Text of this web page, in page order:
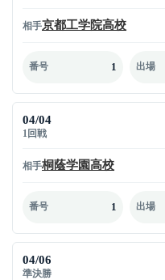
相手京都工学院高校
番号 1 出場
04/04
1回戦
相手桐蔭学園高校
番号 1 出場
04/06
準決勝